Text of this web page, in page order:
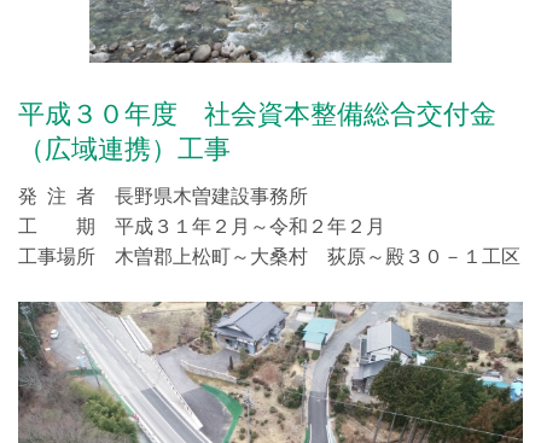
平成３０年度 社会資本整備総合交付金
（広域連携）工事
発 注 者 長野県木曽建設事務所
工 期 平成３１年２月～令和２年２月
工事場所 木曽郡上松町～大桑村 荻原～殿３０－１工区